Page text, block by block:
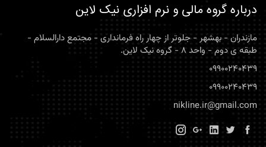
درباره گروه مالی و نرم افزاری نیک لاین
مازندران - بهشهر - جلوتر از چهار راه فرمانداری - مجتمع دارالسلام -
طبقه ی دوم - واحد 8 - گروه نیک لاین.
09900240439
09900240439
nikline.ir@gmail.com